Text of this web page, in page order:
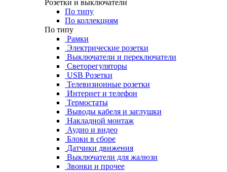
Розетки и выключатели
По типу
По коллекциям
По типу
Рамки
Электрические розетки
Выключатели и переключатели
Светорегуляторы
USB Розетки
Телевизионные розетки
Интернет и телефон
Термостаты
Выводы кабеля и заглушки
Накладной монтаж
Аудио и видео
Блоки в сборе
Датчики движения
Выключатели для жалюзи
Звонки и прочее